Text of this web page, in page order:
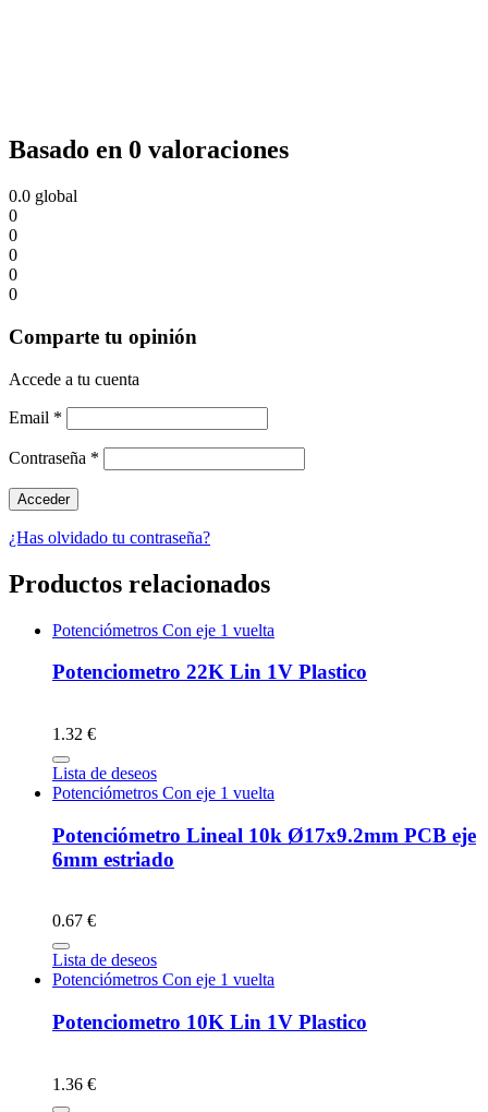
Basado en 0 valoraciones
0.0 global
0
0
0
0
0
Comparte tu opinión
Accede a tu cuenta
Email *
Contraseña *
¿Has olvidado tu contraseña?
Productos relacionados
Potenciómetros Con eje 1 vuelta
Potenciometro 22K Lin 1V Plastico
1.32 €
Lista de deseos
Potenciómetros Con eje 1 vuelta
Potenciómetro Lineal 10k Ø17x9.2mm PCB eje
6mm estriado
0.67 €
Lista de deseos
Potenciómetros Con eje 1 vuelta
Potenciometro 10K Lin 1V Plastico
1.36 €